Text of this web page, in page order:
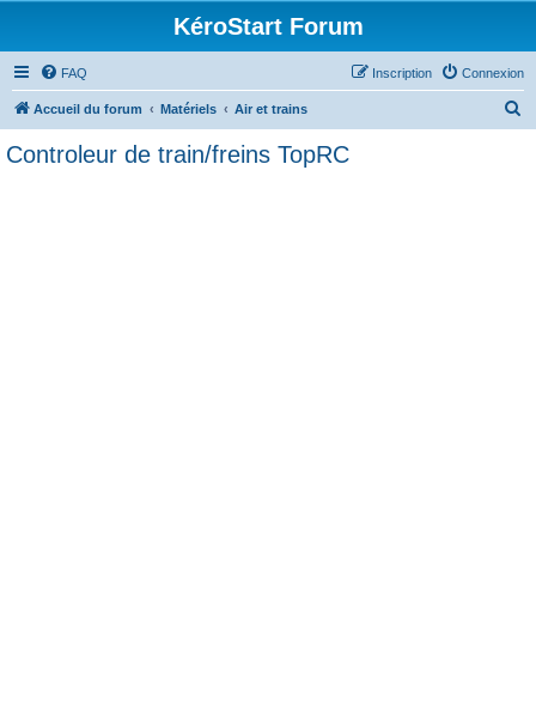
KéroStart Forum
FAQ Connexion
Inscription
Accueil du forum Matériels Air et trains
Controleur de train/freins TopRC